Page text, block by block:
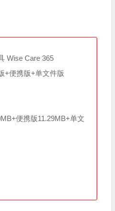
Wise Care 365
+便携版+单文件版
便携版11.29MB+单文